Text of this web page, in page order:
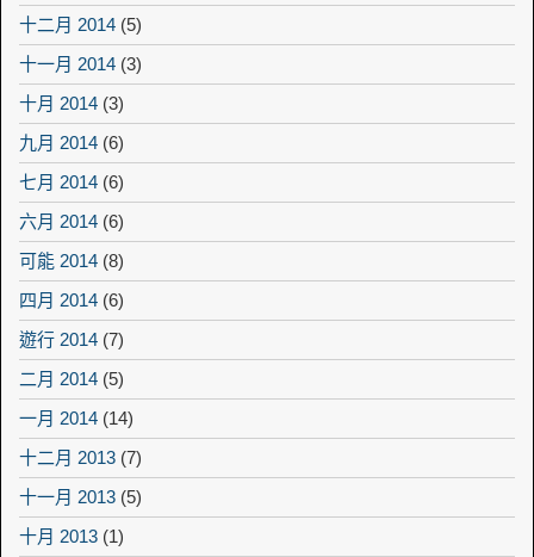
十二月 2014 (5)
十一月 2014 (3)
十月 2014 (3)
九月 2014 (6)
七月 2014 (6)
六月 2014 (6)
可能 2014 (8)
四月 2014 (6)
遊行 2014 (7)
二月 2014 (5)
一月 2014 (14)
十二月 2013 (7)
十一月 2013 (5)
十月 2013 (1)